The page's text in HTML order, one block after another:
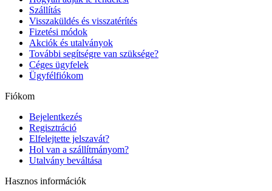
Szállítás
Visszaküldés és visszatérítés
Fizetési módok
Akciók és utalványok
További segítségre van szüksége?
Céges ügyfelek
Ügyfélfiókom
Fiókom
Bejelentkezés
Regisztráció
Elfelejtette jelszavát?
Hol van a szállítmányom?
Utalvány beváltása
Hasznos információk